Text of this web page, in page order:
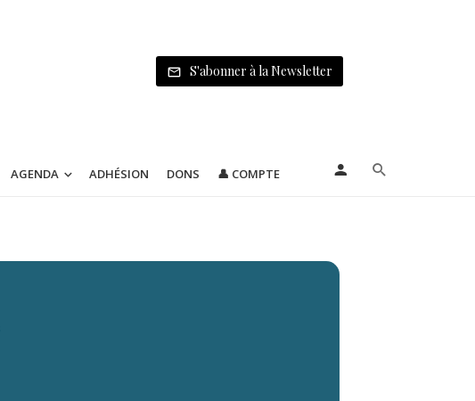
S'abonner à la Newsletter
AGENDA ADHÉSION DONS 👤 COMPTE